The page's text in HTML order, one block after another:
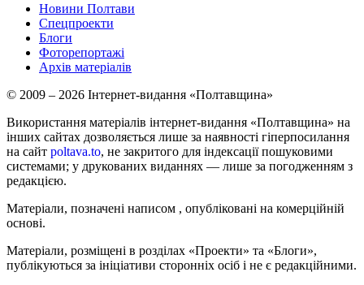
Новини Полтави
Спецпроекти
Блоги
Фоторепортажі
Архів матеріалів
© 2009 – 2026 Інтернет-видання «Полтавщина»
Використання матеріалів інтернет-видання «Полтавщина» на
інших сайтах дозволяється лише за наявності гіперпосилання
на сайт poltava.to, не закритого для індексації пошуковими
системами; у друкованих виданнях — лише за погодженням з
редакцією.
Матеріали, позначені написом , опубліковані на комерційній
основі.
Матеріали, розміщені в розділах «Проекти» та «Блоги»,
публікуються за ініціативи сторонніх осіб і не є редакційними.